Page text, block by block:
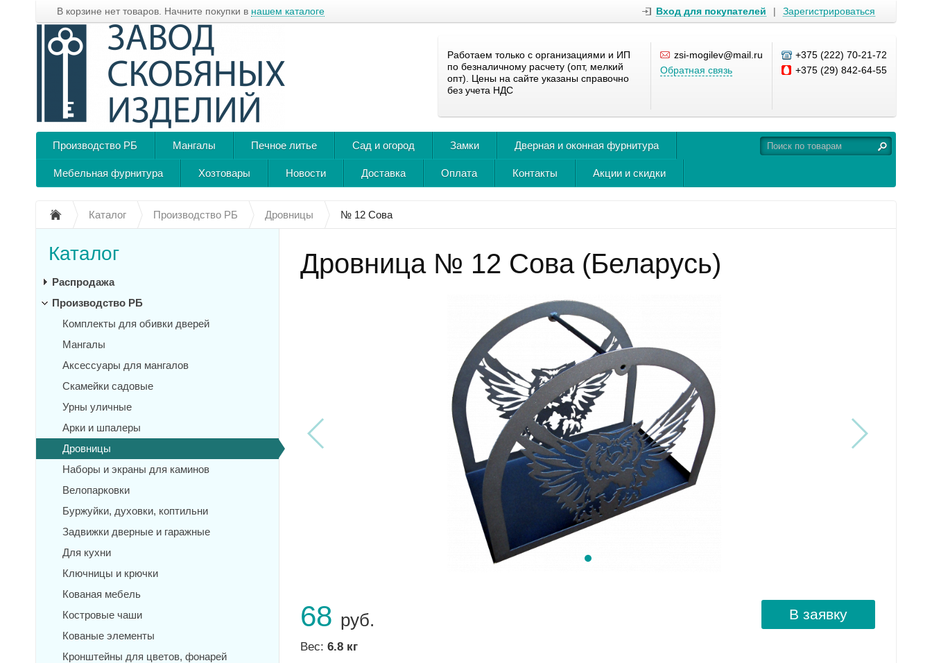
В корзине нет товаров. Начните покупки в нашем каталоге Вход для покупателей | Зарегистрироваться
Работаем только с организациями и ИП
по безналичному расчету (опт, мелкий
опт). Цены на сайте указаны справочно
без учета НДС
zsi-mogilev@mail.ru
Обратная связь
+375 (222) 70-21-72
+375 (29) 842-64-55
Производство РБ Мангалы Печное литье Сад и огород Замки Дверная и оконная фурнитура
Мебельная фурнитура Хозтовары Новости Доставка Оплата Контакты Акции и скидки
Каталог Производство РБ Дровницы № 12 Сова
Дровница № 12 Сова (Беларусь)
68 руб.
Вес: 6.8 кг
В заявку
Каталог
Распродажа
Производство РБ
Комплекты для обивки дверей
Мангалы
Аксессуары для мангалов
Скамейки садовые
Урны уличные
Арки и шпалеры
Дровницы
Наборы и экраны для каминов
Велопарковки
Буржуйки, духовки, коптильни
Задвижки дверные и гаражные
Для кухни
Ключницы и крючки
Кованая мебель
Костровые чаши
Кованые элементы
Кронштейны для цветов, фонарей